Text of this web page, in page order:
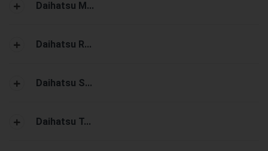
Daihatsu M...
Daihatsu R...
Daihatsu S...
Daihatsu T...